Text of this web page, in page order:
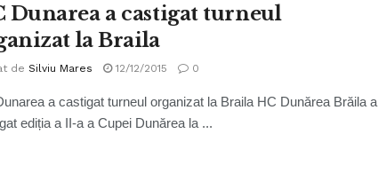
Dunarea a castigat turneul
la Braila
de Silviu Mares 12/12/2015 0
a castigat turneul organizat la Braila HC Dunărea Brăila a
ediția a II-a a Cupei Dunărea la ...